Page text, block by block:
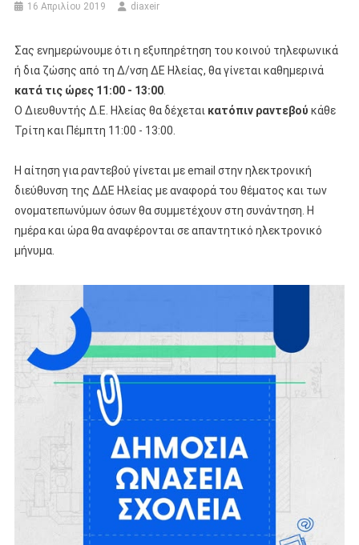
16 Απριλίου 2019 diaxeir
Σας ενημερώνουμε ότι η εξυπηρέτηση του κοινού τηλεφωνικά
ή δια ζώσης από τη Δ/νση ΔΕ Ηλείας, θα γίνεται καθημερινά
κατά τις ώρες 11:00 - 13:00.
Ο Διευθυντής Δ.Ε. Ηλείας θα δέχεται κατόπιν ραντεβού κάθε
Τρίτη και Πέμπτη 11:00 - 13:00.
Η αίτηση για ραντεβού γίνεται με email στην ηλεκτρονική
διεύθυνση της ΔΔΕ Ηλείας με αναφορά του θέματος και των
ονοματεπωνύμων όσων θα συμμετέχουν στη συνάντηση. Η
ημέρα και ώρα θα αναφέρονται σε απαντητικό ηλεκτρονικό
μήνυμα.